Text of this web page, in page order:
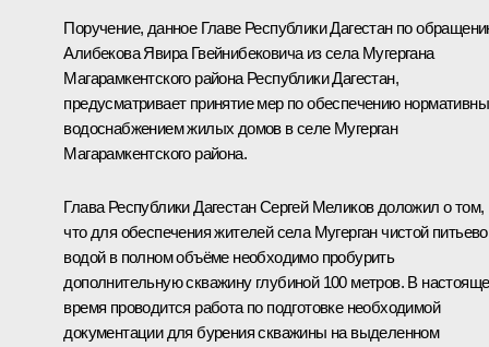
Поручение, данное Главе Республики Дагестан по
Алибекова Явира Гвейнибековича из села Мугергана
Магарамкентского района Республики Дагестан,
предусматривает принятие мер по обеспечению
водоснабжением жилых домов в селе Мугерган
Магарамкентского района.
Глава Республики Дагестан Сергей Меликов доложил о том,
что для обеспечения жителей села Мугерган чистой
водой в полном объёме необходимо пробурить
дополнительную скважину глубиной 100 метров. В
время проводится работа по подготовке необходимой
документации для бурения скважины на выделенном